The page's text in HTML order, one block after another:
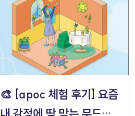
🎨 [apoc 체험 후기] 요즘